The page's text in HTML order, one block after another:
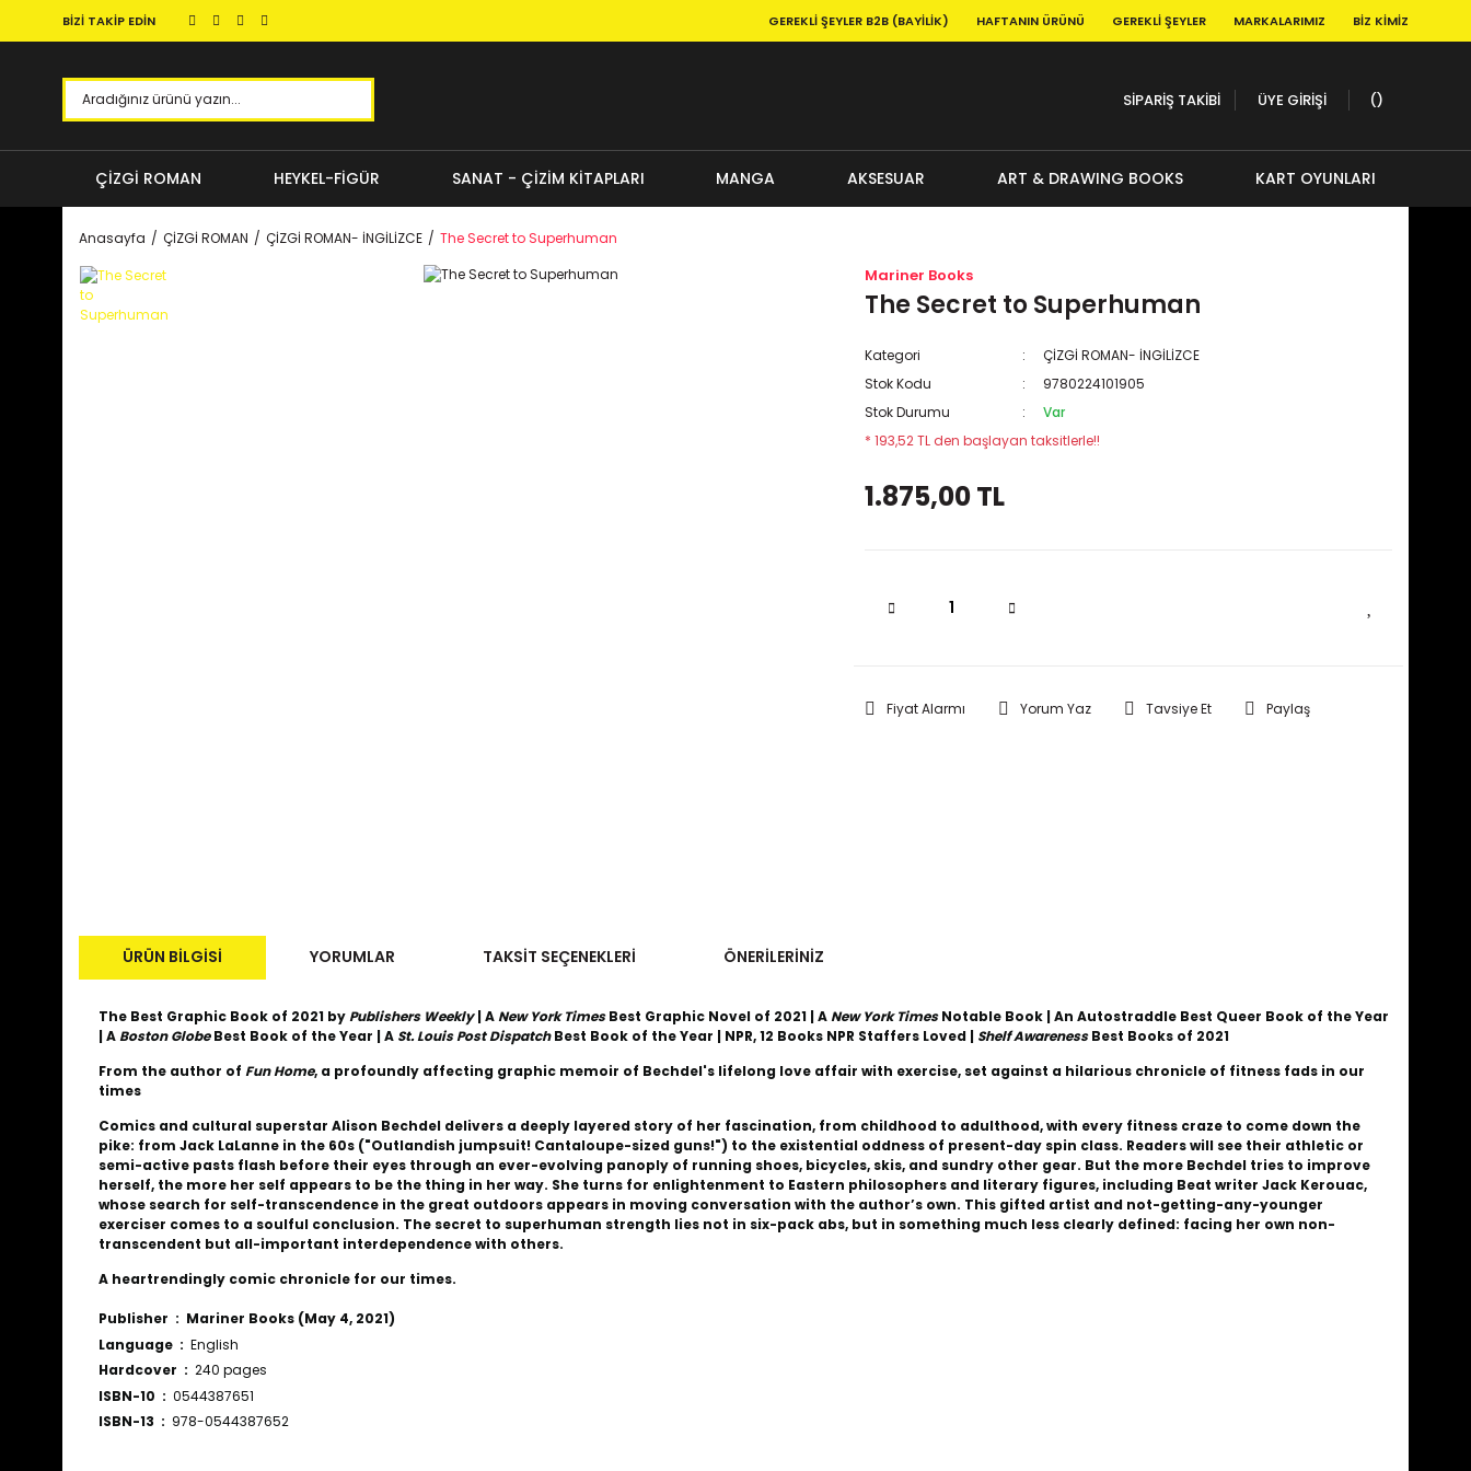
BİZİ TAKİP EDİN GEREKLI ŞEYLER B2B (BAYILIK) HAFTANIN ÜRÜNÜ GEREKLI ŞEYLER MARKALARIMIZ BIZ KIMIZ
SİPARİŞ TAKİBİ ÜYE GİRİŞİ
ÇİZGİ ROMAN HEYKEL-FİGÜR SANAT - ÇİZİM KİTAPLARI MANGA AKSESUAR ART & DRAWING BOOKS KART OYUNLARI
Anasayfa ÇİZGİ ROMAN ÇİZGİ ROMAN- İNGİLİZCE The Secret to Superhuman
Mariner Books
The Secret to Superhuman
Kategori
ÇİZGİ ROMAN- İNGİLİZCE
Stok Kodu
9780224101905
Stok Durumu
Var
* 193,52 TL den başlayan taksitlerle!!
1.875,00 TL
Fiyat Alarmı Yorum Yaz Tavsiye Et Paylaş
ÜRÜN BILGISI YORUMLAR TAKSIT SEÇENEKLERI ÖNERILERINIZ
The Best Graphic Book of 2021 byPublishers Weekly| ANew York TimesBest Graphic Novel of 2021 | ANew York TimesNotable Book | An Autostraddle Best Queer Book of the Year
| ABoston GlobeBest Book of the Year | A St. Louis Post DispatchBest Book of the Year | NPR, 12 Books NPR Staffers Loved | Shelf AwarenessBest Books of 2021
From the author of Fun Home, a profoundly affecting graphic memoir of Bechdel's lifelong love affair with exercise, set against a hilarious chronicle of fitness fads in our
times
Comics and cultural superstar Alison Bechdel delivers a deeply layered story of her fascination, from childhood to adulthood, with every fitness craze to come down the
pike: from Jack LaLanne in the 60s ("Outlandish jumpsuit! Cantaloupe-sized guns!") to the existential oddness of present-day spin class. Readers will see their athletic or
semi-active pasts flash before their eyes through an ever-evolving panoply of running shoes, bicycles, skis, and sundry other gear. But the more Bechdel tries to improve
herself, the more her self appears to be the thing in her way. She turns for enlightenment to Eastern philosophers and literary figures, including Beat writer Jack Kerouac,
whose search for self-transcendence in the great outdoors appears in moving conversation with the author’s own. This gifted artist and not-getting-any-younger
exerciser comes to a soulful conclusion. The secret to superhuman strength lies not in six-pack abs, but in something much less clearly defined: facing her own non-
transcendent but all-important interdependence with others.
A heartrendingly comic chronicle for our times.
Publisher ‏ : ‎ Mariner Books (May 4, 2021)
Language ‏ : ‎ English
Hardcover ‏ : ‎ 240 pages
ISBN-10 ‏ : ‎ 0544387651
ISBN-13 ‏ : ‎ 978-0544387652